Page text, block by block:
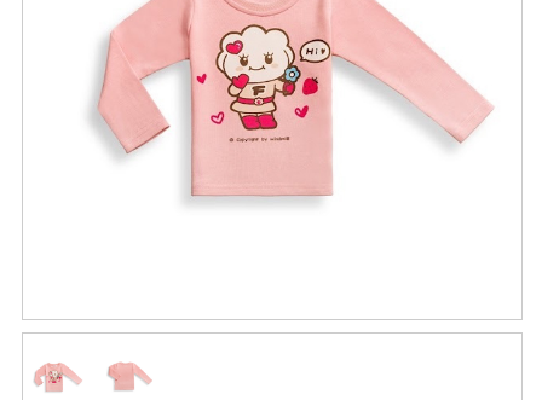
老師您好!!幼教會員火熱招募中~
海外購物免煩惱！點我查看『海外購物流程說明』